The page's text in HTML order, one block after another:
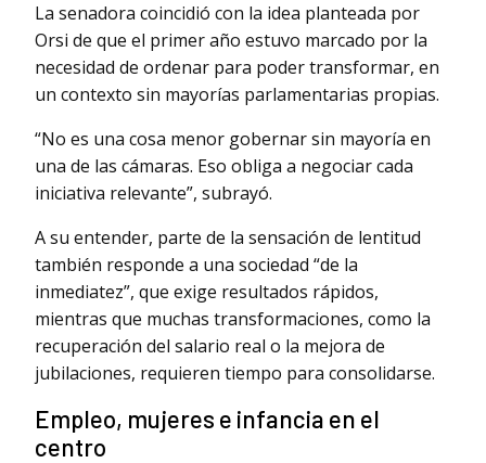
La senadora coincidió con la idea planteada por
Orsi de que el primer año estuvo marcado por la
necesidad de ordenar para poder transformar, en
un contexto sin mayorías parlamentarias propias.
“No es una cosa menor gobernar sin mayoría en
una de las cámaras. Eso obliga a negociar cada
iniciativa relevante”, subrayó.
A su entender, parte de la sensación de lentitud
también responde a una sociedad “de la
inmediatez”, que exige resultados rápidos,
mientras que muchas transformaciones, como la
recuperación del salario real o la mejora de
jubilaciones, requieren tiempo para consolidarse.
Empleo, mujeres e infancia en el
centro